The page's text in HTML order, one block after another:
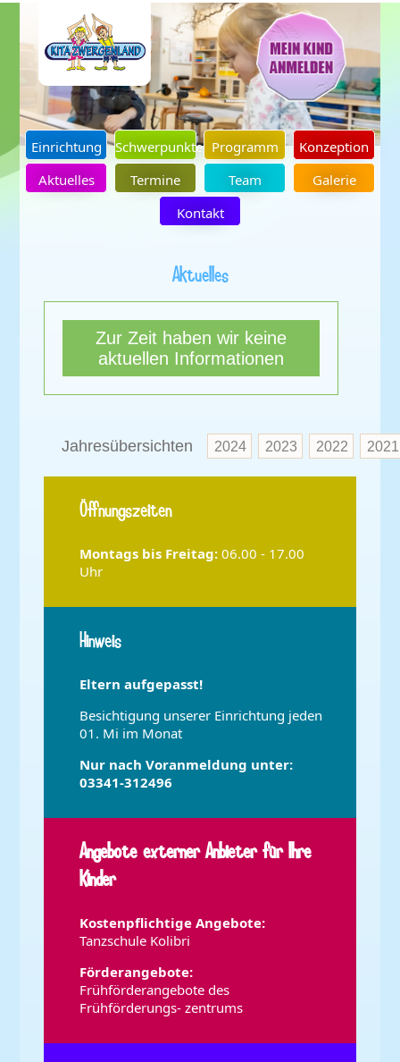
Einrichtung Schwerpunkte Programm
Konzeption
Aktuelles
Termine Team
Galerie
Kontakt
Aktuelles
Zur Zeit haben wir keine
aktuellen Informationen
Jahresübersichten 2024 2023 2022 2021
Öffnungszeiten
Montags bis Freitag: 06.00 - 17.00
Uhr
Hinweis
Eltern aufgepasst!
Besichtigung unserer Einrichtung jeden
01. Mi im Monat
Nur nach Voranmeldung unter:
03341-312496
Angebote externer Anbieter für Ihre
Kinder
Kostenpflichtige Angebote:
Tanzschule Kolibri
Förderangebote:
Frühförderangebote des
Frühförderungs- zentrums